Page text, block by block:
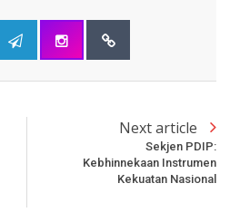
Next article
Sekjen PDIP:
Kebhinnekaan Instrumen
Kekuatan Nasional